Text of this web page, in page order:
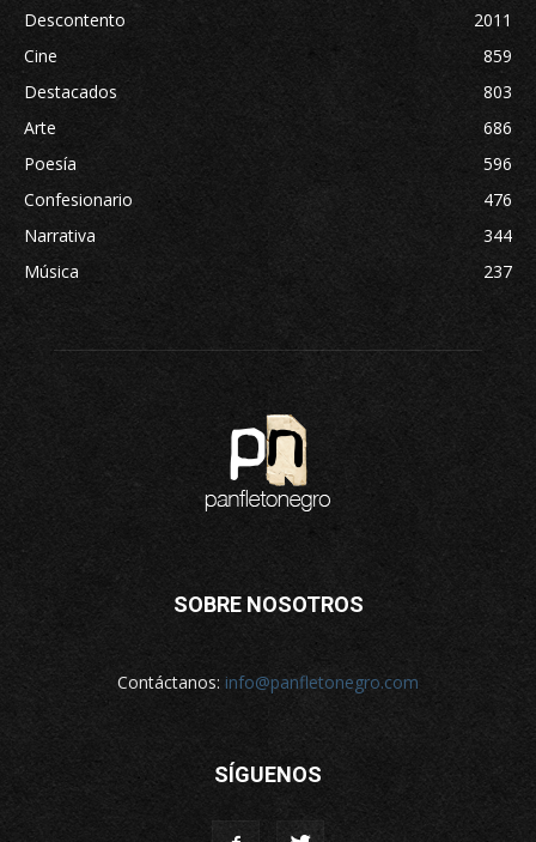
Descontento
2011
Cine
859
Destacados
803
Arte
686
Poesía
596
Confesionario
476
Narrativa
344
Música
237
SOBRE NOSOTROS
Contáctanos: info@panfletonegro.com
SÍGUENOS